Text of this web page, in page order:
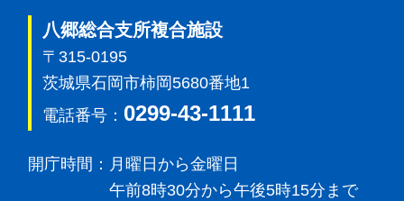
八郷総合支所複合施設
〒315-0195
茨城県石岡市柿岡5680番地1
電話番号： 0299-43-1111
開庁時間： 月曜日から金曜日
午前8時30分から午後5時15分まで